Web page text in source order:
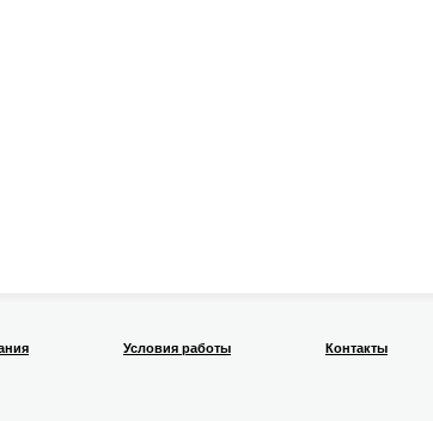
Условия работы Контакты